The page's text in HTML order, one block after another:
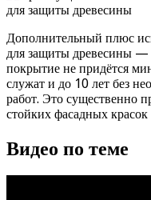
Дополнительный плюс
для защиты древесины —
покрытие не придётся
служат и до 10 лет без
работ. Это существенно
стойких фасадных
Видео по теме